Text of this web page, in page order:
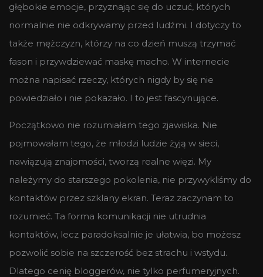
głębokie emocje, przyznając się do uczuć, których
normalnie nie odkrywamy przed ludźmi. I dotyczy to
także mężczyzn, którzy na co dzień muszą trzymać
fason i przywdziewać maskę macho. W internecie
można napisać rzeczy, których nigdy by się nie
powiedziało i nie pokazało. I to jest fascynujące.
Początkowo nie rozumiałam tego zjawiska. Nie
pojmowałam tego, że młodzi ludzie żyją w sieci,
nawiązują znajomości, tworzą realne więzi. My
należymy do starszego pokolenia, nie przywykliśmy do
kontaktów przez szklany ekran. Teraz zaczynam to
rozumieć. Ta forma komunikacji nie utrudnia
kontaktów, lecz paradoksalnie je ułatwia, bo możesz
pozwolić sobie na szczerość bez strachu i wstydu.
Dlatego cenię bloggerów, nie tylko perfumeryjnych.